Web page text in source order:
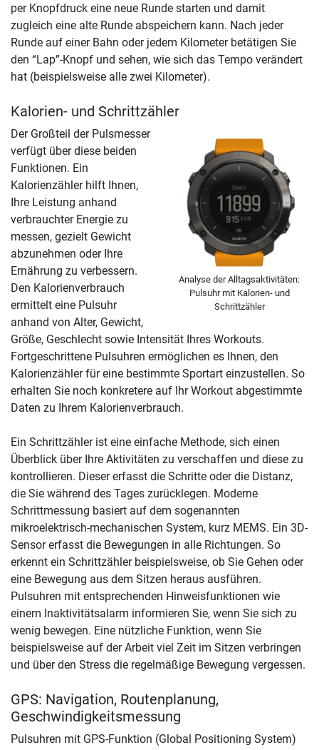
per Knopfdruck eine neue Runde starten und damit
zugleich eine alte Runde abspeichern kann. Nach jeder
Runde auf einer Bahn oder jedem Kilometer betätigen Sie
den “Lap”-Knopf und sehen, wie sich das Tempo verändert
hat (beispielsweise alle zwei Kilometer).
Kalorien- und Schrittzähler
Analyse der Alltagsaktivitäten:
Pulsuhr mit Kalorien- und
Schrittzähler
Der Großteil der Pulsmesser
verfügt über diese beiden
Funktionen. Ein
Kalorienzähler hilft Ihnen,
Ihre Leistung anhand
verbrauchter Energie zu
messen, gezielt Gewicht
abzunehmen oder Ihre
Ernährung zu verbessern.
Den Kalorienverbrauch
ermittelt eine Pulsuhr
anhand von Alter, Gewicht,
Größe, Geschlecht sowie Intensität Ihres Workouts.
Fortgeschrittene Pulsuhren ermöglichen es Ihnen, den
Kalorienzähler für eine bestimmte Sportart einzustellen. So
erhalten Sie noch konkretere auf Ihr Workout abgestimmte
Daten zu Ihrem Kalorienverbrauch.
Ein Schrittzähler ist eine einfache Methode, sich einen
Überblick über Ihre Aktivitäten zu verschaffen und diese zu
kontrollieren. Dieser erfasst die Schritte oder die Distanz,
die Sie während des Tages zurücklegen. Moderne
Schrittmessung basiert auf dem sogenannten
mikroelektrisch-mechanischen System, kurz MEMS. Ein 3D-
Sensor erfasst die Bewegungen in alle Richtungen. So
erkennt ein Schrittzähler beispielsweise, ob Sie Gehen oder
eine Bewegung aus dem Sitzen heraus ausführen.
Pulsuhren mit entsprechenden Hinweisfunktionen wie
einem Inaktivitätsalarm informieren Sie, wenn Sie sich zu
wenig bewegen. Eine nützliche Funktion, wenn Sie
beispielsweise auf der Arbeit viel Zeit im Sitzen verbringen
und über den Stress die regelmäßige Bewegung vergessen.
GPS: Navigation, Routenplanung,
Geschwindigkeitsmessung
Pulsuhren mit GPS-Funktion (Global Positioning System)